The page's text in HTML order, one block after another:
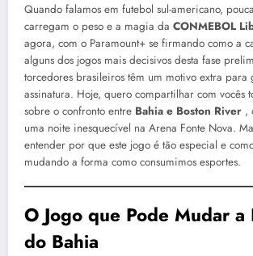
Quando falamos em futebol sul-americano,
carregam o peso e a magia da CONMEBOL
agora, com o Paramount+ se firmando como a
alguns dos jogos mais decisivos desta fase
torcedores brasileiros têm um motivo extra para
assinatura. Hoje, quero compartilhar com vocês
sobre o confronto entre Bahia e Boston River ,
uma noite inesquecível na Arena Fonte Nova.
entender por que este jogo é tão especial e
mudando a forma como consumimos esportes.
O Jogo que Pode Mudar a
do Bahia